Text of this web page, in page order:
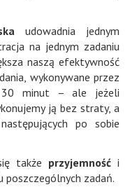
udowadnia jednym
na jednym zadaniu
naszą efektywność
wykonywane przez
minut – ale jeżeli
ją bez straty, a
po sobie
także przyjemność i
poszczególnych zadań.